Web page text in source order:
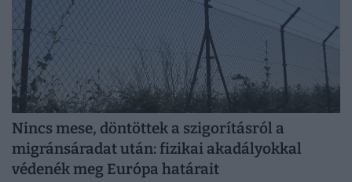
Nincs mese, döntöttek a szigorításról a
migránsáradat után: fizikai akadályokkal
védenék meg Európa határait